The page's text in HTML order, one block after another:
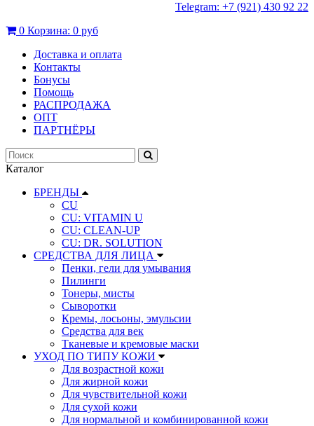
Telegram: +7 (921) 430 92 22
0 Корзина: 0 руб
Доставка и оплата
Контакты
Бонусы
Помощь
РАСПРОДАЖА
ОПТ
ПАРТНЁРЫ
Каталог
БРЕНДЫ
CU
CU: VITAMIN U
CU: СLEAN-UP
CU: DR. SOLUTION
СРЕДСТВА ДЛЯ ЛИЦА
Пенки, гели для умывания
Пилинги
Тонеры, мисты
Сыворотки
Кремы, лосьоны, эмульсии
Средства для век
Тканевые и кремовые маски
УХОД ПО ТИПУ КОЖИ
Для возрастной кожи
Для жирной кожи
Для чувствительной кожи
Для сухой кожи
Для нормальной и комбинированной кожи